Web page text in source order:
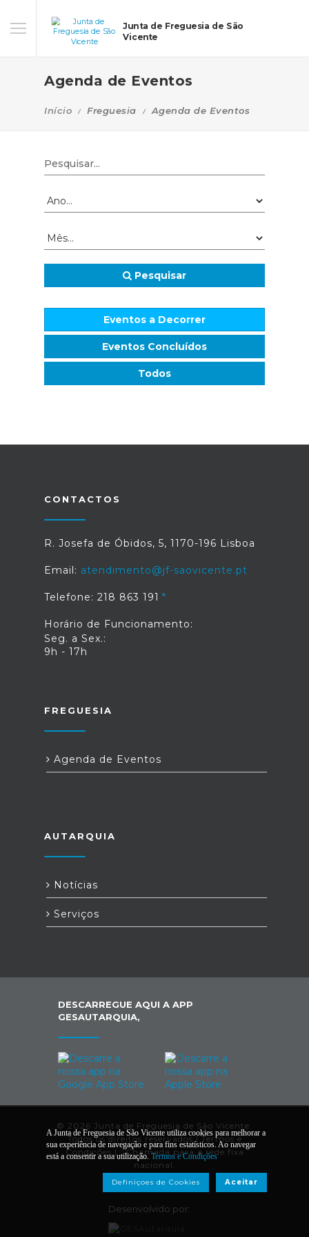
Junta de Freguesia de São
Vicente
Agenda de Eventos
Início Freguesia Agenda de Eventos
Pesquisar
Eventos a Decorrer
Eventos Concluídos
Todos
CONTACTOS
R. Josefa de Óbidos, 5, 1170-196 Lisboa
Email: atendimento@jf-saovicente.pt
Telefone: 218 863 191
Horário de Funcionamento:
Seg. a Sex.:
9h - 17h
FREGUESIA
Agenda de Eventos
AUTARQUIA
Notícias
Serviços
DESCARREGUE AQUI A APP
GESAUTARQUIA,
© 2026 Junta de Freguesia de São Vicente.
Todos os direitos reservados |Termos e
Condições | *Chamada para a rede fixa
nacional.
Desenvolvido por:
A Junta de Freguesia de São Vicente utiliza cookies para melhorar a
sua experiência de navegação e para fins estatísticos. Ao navegar
está a consentir a sua utilização. Termos e Condições
Aceitar
Definiçoes de Cookies